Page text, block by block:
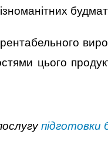
рентабельного
цього
підготовки